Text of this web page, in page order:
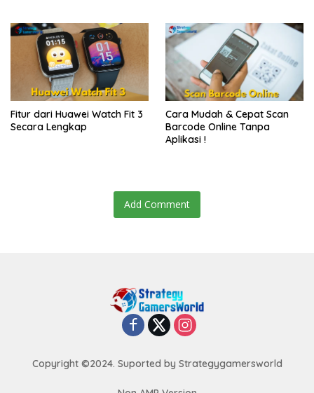
Fitur dari Huawei Watch Fit 3
Secara Lengkap
Cara Mudah & Cepat Scan
Barcode Online Tanpa
Aplikasi !
Add Comment
Copyright ©2024. Suported by Strategygamersworld